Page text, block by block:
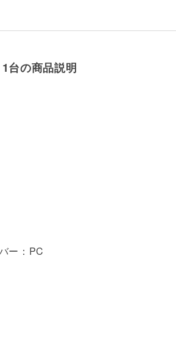
台の商品説明
ー：PC